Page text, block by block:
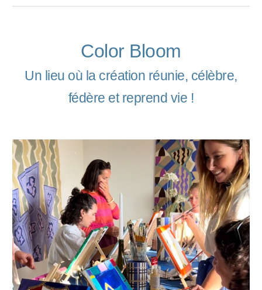
Color Bloom
Un lieu où la création réunie, célèbre,
fédère et reprend vie !